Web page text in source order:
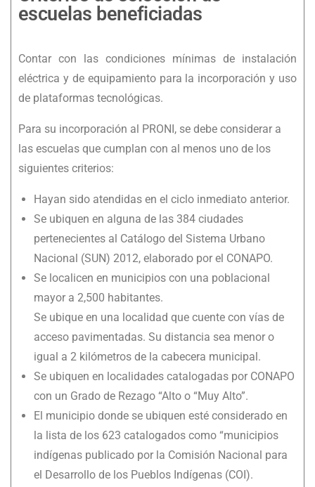
escuelas beneficiadas
Contar con las condiciones mínimas de instalación
eléctrica y de equipamiento para la incorporación y uso
de plataformas tecnológicas.
Para su incorporación al PRONI, se debe considerar a
las escuelas que cumplan con al menos uno de los
siguientes criterios:
Hayan sido atendidas en el ciclo inmediato anterior.
Se ubiquen en alguna de las 384 ciudades
pertenecientes al Catálogo del Sistema Urbano
Nacional (SUN) 2012, elaborado por el CONAPO.
Se localicen en municipios con una poblacional
mayor a 2,500 habitantes.
Se ubique en una localidad que cuente con vías de
acceso pavimentadas. Su distancia sea menor o
igual a 2 kilómetros de la cabecera municipal.
Se ubiquen en localidades catalogadas por CONAPO
con un Grado de Rezago “Alto o “Muy Alto”.
El municipio donde se ubiquen esté considerado en
la lista de los 623 catalogados como “municipios
indígenas publicado por la Comisión Nacional para
el Desarrollo de los Pueblos Indígenas (COI).